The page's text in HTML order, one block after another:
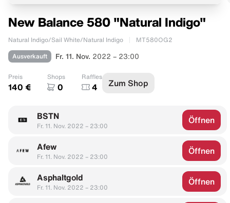
New Balance 580 "Natural Indigo"
Natural Indigo/Sail White/Natural Indigo MT580OG2
Ausverkauft Fr. 11. Nov. 2022 – 23:00
Preis
140 €
Shops
0
Raffles
4 Zum Shop
BSTN
Fr. 11. Nov. 2022 – 23:00
Öffnen
Afew
Fr. 11. Nov. 2022 – 23:00
Öffnen
Asphaltgold
Fr. 11. Nov. 2022 – 23:00
Öffnen